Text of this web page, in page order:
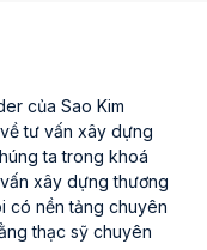
của Sao Kim
tư vấn xây dựng
ta trong khoá
xây dựng thương
có nền tảng chuyên
thạc sỹ chuyên